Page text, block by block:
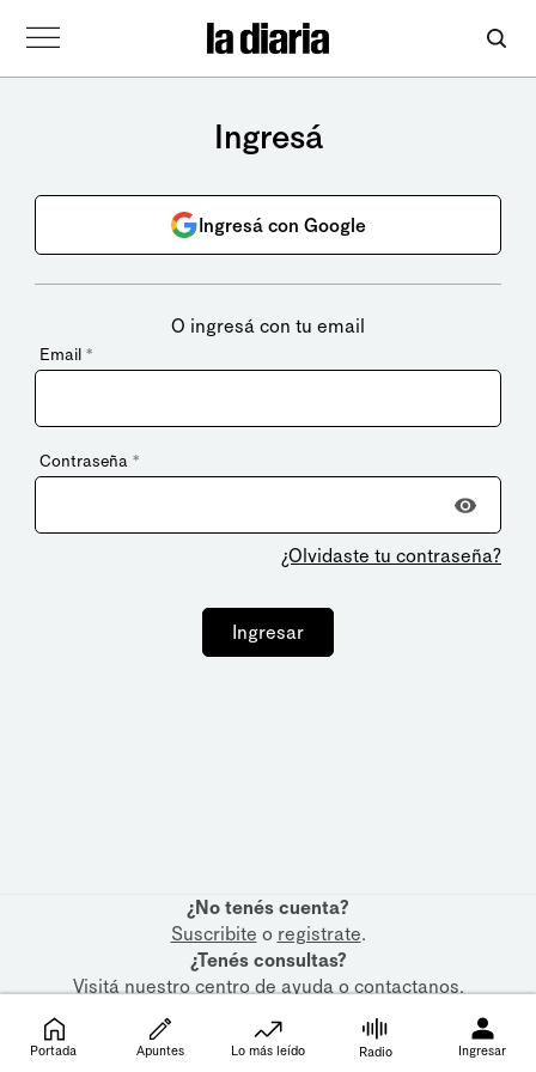
Ingresá
Ingresá con Google
O ingresá con tu email
Email *
Contraseña *
¿Olvidaste tu contraseña?
Ingresar
¿No tenés cuenta?
Suscribite o registrate.
¿Tenés consultas?
Visitá nuestrocentro de ayudaocontactanos.
Portada Apuntes Lo más leído Radio Ingresar